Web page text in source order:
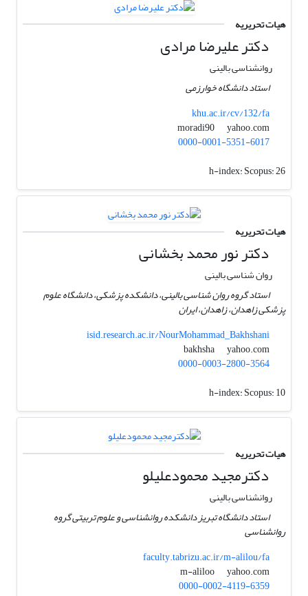
هیات تحریریه
دکتر علیرضا مرادی
روانشناسی بالینی
استاد دانشگاه خوارزمی
khu.ac.ir/cv/132/fa
moradi90
yahoo.com
0000-0001-5351-6017
h-index:Scopus: 26
هیات تحریریه
دکتر نور محمد بخشانی
روان شناسی بالینی
استاد گروه روان شناسی بالینی، دانشکده پزشکی، دانشگاه علوم
پزشکی زاهدان، زاهدان، ایران
isid.research.ac.ir/NourMohammad_Bakhshani
bakhsha
yahoo.com
0000-0003-2800-3564
h-index:Scopus: 10
هیات تحریریه
دکترمجید محمودعلیلو
روانشناسی بالینی
استاد دانشگاه تبریز دانشکده روانشناسی و علوم تربیتی گروه
روانشناسی
faculty.tabrizu.ac.ir/m-alilou/fa
m-aliloo
yahoo.com
0000-0002-4119-6359